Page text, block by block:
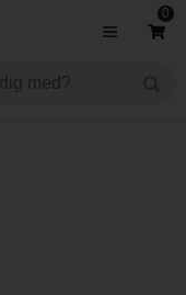
0